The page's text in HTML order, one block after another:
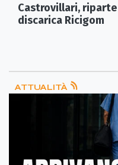
Castrovillari,
discarica Ricigom
ATTUALITÀ